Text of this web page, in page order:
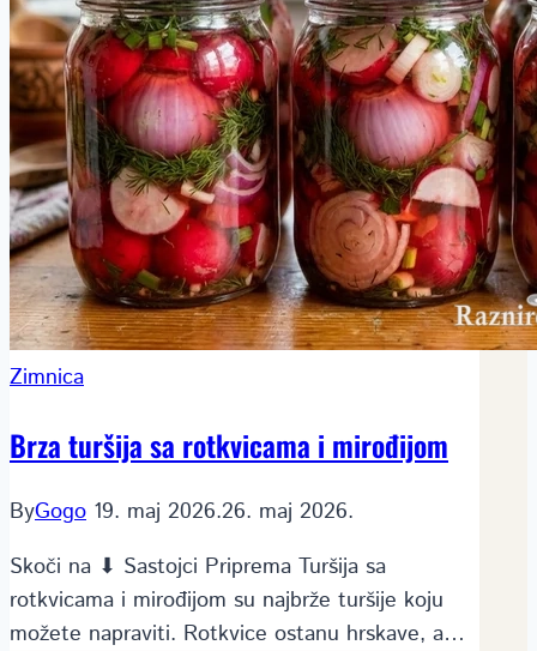
Zimnica
Brza turšija sa rotkvicama i mirođijom
ByGogo 19. maj 2026.26. maj 2026.
Skoči na ⬇ Sastojci Priprema Turšija sa
rotkvicama i mirođijom su najbrže turšije koju
možete napraviti. Rotkvice ostanu hrskave, a…